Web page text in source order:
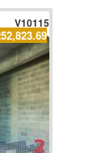
V10115